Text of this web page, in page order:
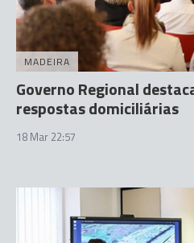
MADEIRA
Governo Regional
respostas domiciliárias
18 Mar 22:57